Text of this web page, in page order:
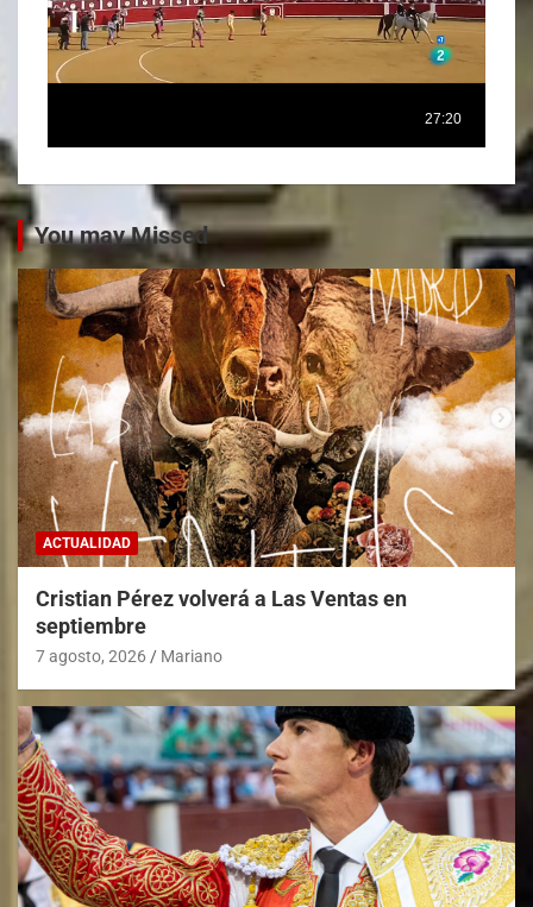
You may Missed
ACTUALIDAD
Cristian Pérez volverá a Las Ventas en
septiembre
7 agosto, 2026 Mariano